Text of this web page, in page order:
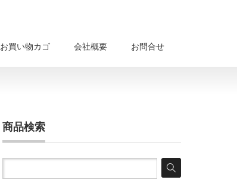
お買い物カゴ 会社概要 お問合せ
商品検索